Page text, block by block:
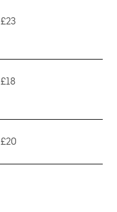
£23
£18
£20